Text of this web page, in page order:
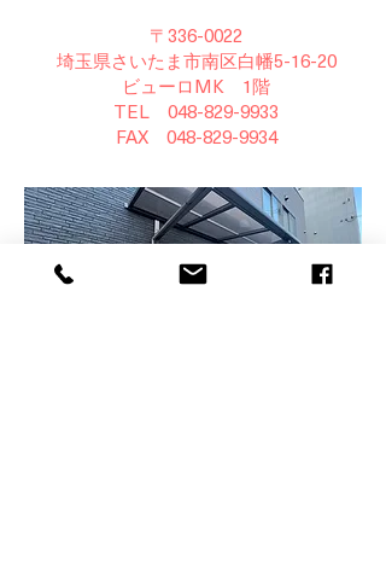
〒336-0022
​埼玉県さいたま市南区白幡5-16-20
ビューロMK 1階
TEL 048-829-9933
FAX 048-829-9934